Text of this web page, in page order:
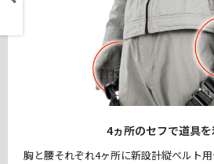
4ヵ所のセフで道具を
胸と腰それぞれ4ヶ所に新設計縦ベルト